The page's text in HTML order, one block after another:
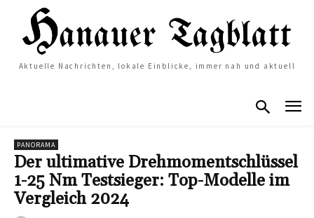
Aktuelle Nachrichten, lokale Einblicke, immer nah und aktuell
PANORAMA
Der ultimative Drehmomentschlüssel
1-25 Nm Testsieger: Top-Modelle im
Vergleich 2024